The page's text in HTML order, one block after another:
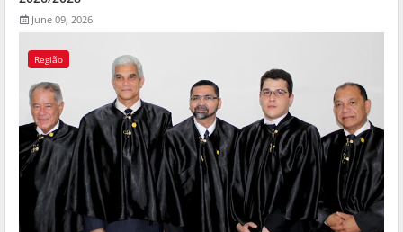
June 09, 2026
Região